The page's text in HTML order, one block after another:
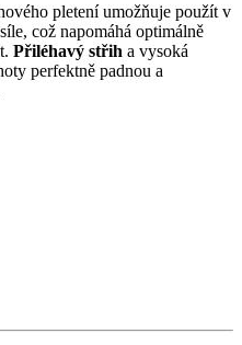
pletení umožňuje použít v
což napomáhá optimálně
Přiléhavý střih a vysoká
perfektně padnou a